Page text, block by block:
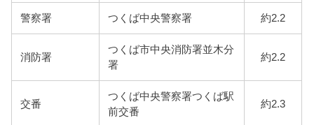
警察署 つくば中央警察署 約2.2
消防署
つくば市中央消防署並木分
署
約2.2
交番
つくば中央警察署つくば駅
前交番
約2.3